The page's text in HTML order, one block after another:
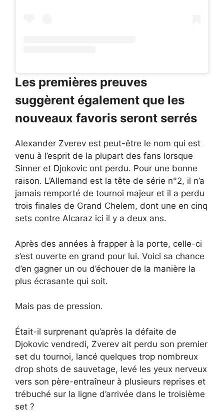
Les premières preuves
suggèrent également que les
nouveaux favoris seront serrés
Alexander Zverev est peut-être le nom qui est
venu à l’esprit de la plupart des fans lorsque
Sinner et Djokovic ont perdu. Pour une bonne
raison. L’Allemand est la tête de série n°2, il n’a
jamais remporté de tournoi majeur et il a perdu
trois finales de Grand Chelem, dont une en cinq
sets contre Alcaraz ici il y a deux ans.
Après des années à frapper à la porte, celle-ci
s’est ouverte en grand pour lui. Voici sa chance
d’en gagner un ou d’échouer de la manière la
plus écrasante qui soit.
Mais pas de pression.
Était-il surprenant qu’après la défaite de
Djokovic vendredi, Zverev ait perdu son premier
set du tournoi, lancé quelques trop nombreux
drop shots de sauvetage, levé les yeux nerveux
vers son père-entraîneur à plusieurs reprises et
trébuché sur la ligne d’arrivée dans le troisième
set ?